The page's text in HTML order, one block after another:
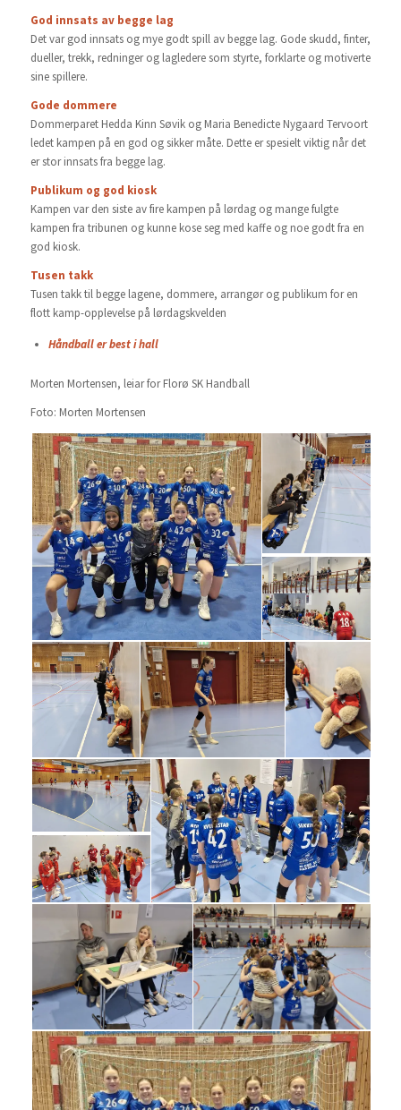
God innsats av begge lag
Det var god innsats og mye godt spill av begge lag. Gode skudd, finter,
dueller, trekk, redninger og lagledere som styrte, forklarte og motiverte
sine spillere.
Gode dommere
Dommerparet Hedda Kinn Søvik og Maria Benedicte Nygaard Tervoort
ledet kampen på en god og sikker måte. Dette er spesielt viktig når det
er stor innsats fra begge lag.
Publikum og god kiosk
Kampen var den siste av fire kampen på lørdag og mange fulgte
kampen fra tribunen og kunne kose seg med kaffe og noe godt fra en
god kiosk.
Tusen takk
Tusen takk til begge lagene, dommere, arrangør og publikum for en
flott kamp-opplevelse på lørdagskvelden
Håndball er best i hall
Morten Mortensen, leiar for Florø SK Handball
Foto: Morten Mortensen